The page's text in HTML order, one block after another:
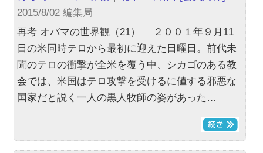
2015/8/02 編集局
再考 オバマの世界観（21） ２００１年９月11
日の米同時テロから最初に迎えた日曜日。前代未
聞のテロの衝撃が全米を覆う中、シカゴのある教
会では、米国はテロ攻撃を受けるに値する邪悪な
国家だと説く一人の黒人牧師の姿があった…